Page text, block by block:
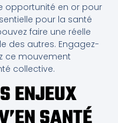
opportunité en or pour
pour la santé
faire une réelle
des autres. Engagez-
ce mouvement
collective.
ENJEUX